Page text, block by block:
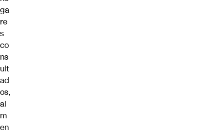
ga
re
s
co
ns
ult
ad
os,
al
m
en